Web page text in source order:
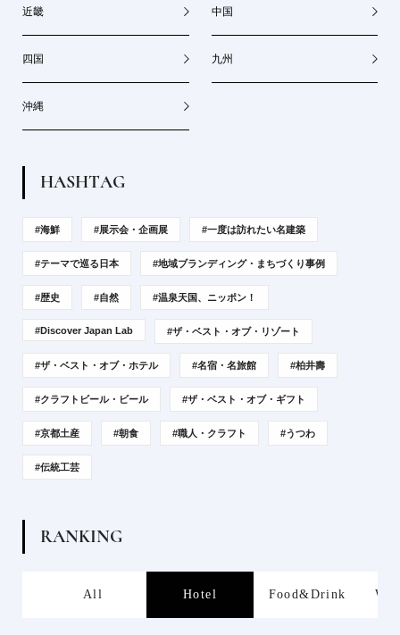
近畿 中国
四国 九州
沖縄
HASHTAG
#海鮮 #展示会・企画展 #一度は訪れたい名建築
#テーマで巡る日本 #地域ブランディング・まちづくり事例
#歴史 #自然 #温泉天国、ニッポン！
#Discover Japan Lab #ザ・ベスト・オブ・リゾート
#ザ・ベスト・オブ・ホテル #名宿・名旅館 #柏井壽
#クラフトビール・ビール #ザ・ベスト・オブ・ギフト
#京都土産 #朝食 #職人・クラフト #うつわ
#伝統工芸
RANKING
All Hotel Food&Drink